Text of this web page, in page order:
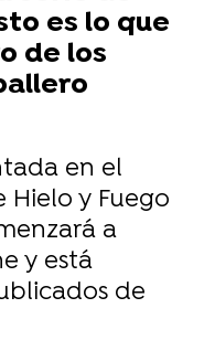
es lo que
de los
en el
Hielo y Fuego
a
y está
de